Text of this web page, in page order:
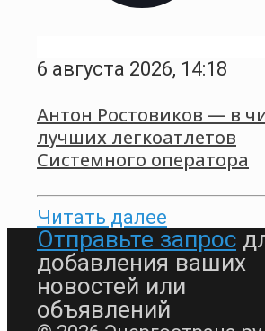
6 августа 2026, 14:18
Антон Ростовиков — в
лучших легкоатлетов
Системного оператора
Читать далее
Отправьте запрос
добавления ваших
новостей или
объявлений